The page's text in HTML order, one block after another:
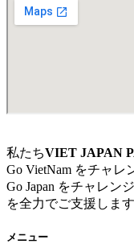
私たちVIET JAPAN
Go VietNam をチャレ
Go Japan をチャレン
を全力でご支援します
メニュー